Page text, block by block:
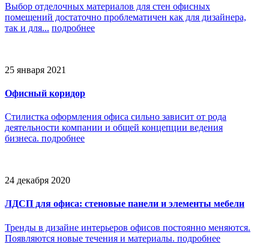
Выбор отделочных материалов для стен офисных
помещений достаточно проблематичен как для дизайнера,
так и для... подробнее
25 января 2021
Офисный коридор
Стилистка оформления офиса сильно зависит от рода
деятельности компании и общей концепции ведения
бизнеса. подробнее
24 декабря 2020
ЛДСП для офиса: стеновые панели и элементы мебели
Тренды в дизайне интерьеров офисов постоянно меняются.
Появляются новые течения и материалы. подробнее